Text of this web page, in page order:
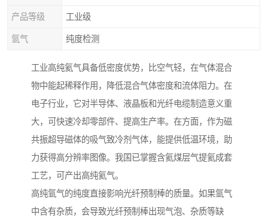
产品等级 工业级
氩气 纯度检测
工业高纯氦气具备低密度优势，比空气轻，在气体混合
物中能起稀释作用，降低混合气体密度和流体阻力。在
电子行业，它对半导体、液晶板和光纤电缆制造意义重
大，可快速冷却零部件、提高生产率。在方面，作为磁
共振超导磁体的吸气致冷剂气体，能提供低温环境，助
力获得高分辨率图像。我国已掌握含氦煤层气提氦成套
工艺，可产出高纯氦气。
高纯氩气的纯度直接影响光纤预制棒的质量。如果氩气
中含有杂质，会导致光纤预制棒出现气泡、杂质等缺